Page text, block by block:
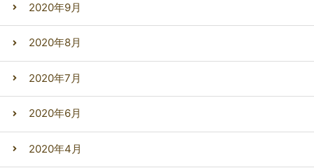
2020年9月
2020年8月
2020年7月
2020年6月
2020年4月